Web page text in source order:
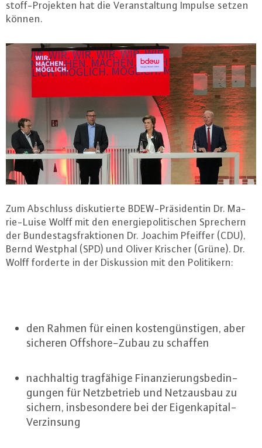
stoff-Pro­jek­ten hat die Ver­an­stal­tung Impulse setzen
können.
Zum Abschluss dis­ku­tier­te BDEW-Prä­si­den­tin Dr. Ma­
rie-Lui­se Wolff mit den en­er­gie­po­li­ti­schen Sprechern
der Bun­des­tags­frak­tio­nen Dr. Joachim Pfeiffer (CDU),
Bernd Westphal (SPD) und Oliver Krischer (Grüne). Dr.
Wolff forderte in der Dis­kus­si­on mit den Po­li­ti­kern:
den Rahmen für einen kos­ten­güns­ti­gen, aber
sicheren Off­shore-Zu­bau zu schaffen
nach­hal­tig trag­fä­hi­ge Fi­nan­zie­rungs­be­din­
gun­gen für Netz­be­trieb und Netz­aus­bau zu
sichern, ins­be­son­de­re bei der Ei­gen­ka­pi­tal-
Ver­zin­sung